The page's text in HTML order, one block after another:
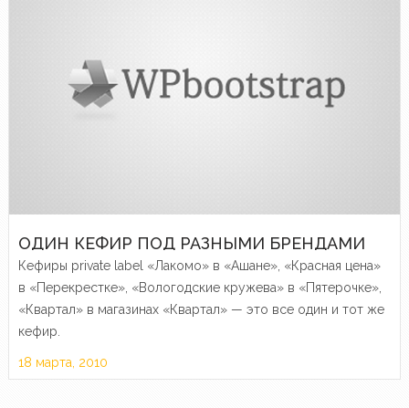
ОДИН КЕФИР ПОД РАЗНЫМИ БРЕНДАМИ
Кефиры private label «Лакомо» в «Ашане», «Красная цена»
в «Перекрестке», «Вологодские кружева» в «Пятерочке»,
«Квартал» в магазинах «Квартал» — это все один и тот же
кефир.
18 марта, 2010